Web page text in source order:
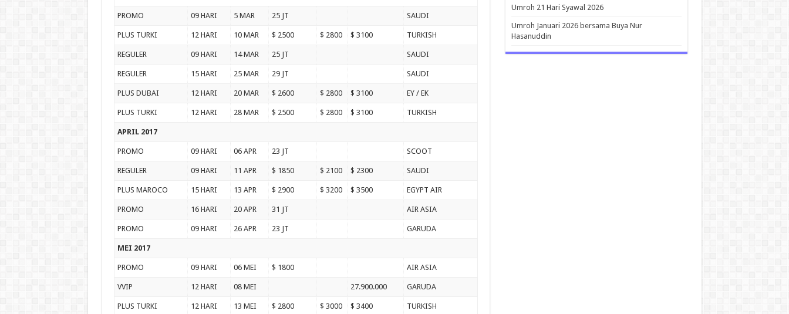
PROMO 09 HARI 5 MAR 25 JT SAUDI
PLUS TURKI 12 HARI 10 MAR $ 2500 $ 2800 $ 3100 TURKISH
REGULER 09 HARI 14 MAR 25 JT SAUDI
REGULER 15 HARI 25 MAR 29 JT SAUDI
PLUS DUBAI 12 HARI 20 MAR $ 2600 $ 2800 $ 3100 EY / EK
PLUS TURKI 12 HARI 28 MAR $ 2500 $ 2800 $ 3100 TURKISH
APRIL 2017
PROMO 09 HARI 06 APR 23 JT SCOOT
REGULER 09 HARI 11 APR $ 1850 $ 2100 $ 2300 SAUDI
PLUS MAROCO 15 HARI 13 APR $ 2900 $ 3200 $ 3500 EGYPT AIR
PROMO 16 HARI 20 APR 31 JT AIR ASIA
PROMO 09 HARI 26 APR 23 JT GARUDA
MEI 2017
PROMO 09 HARI 06 MEI $ 1800 AIR ASIA
VVIP 12 HARI 08 MEI 27.900.000 GARUDA
PLUS TURKI 12 HARI 13 MEI $ 2800 $ 3000 $ 3400 TURKISH
Umroh 21 Hari Syawal 2026
Umroh Januari 2026 bersama Buya Nur
Hasanuddin